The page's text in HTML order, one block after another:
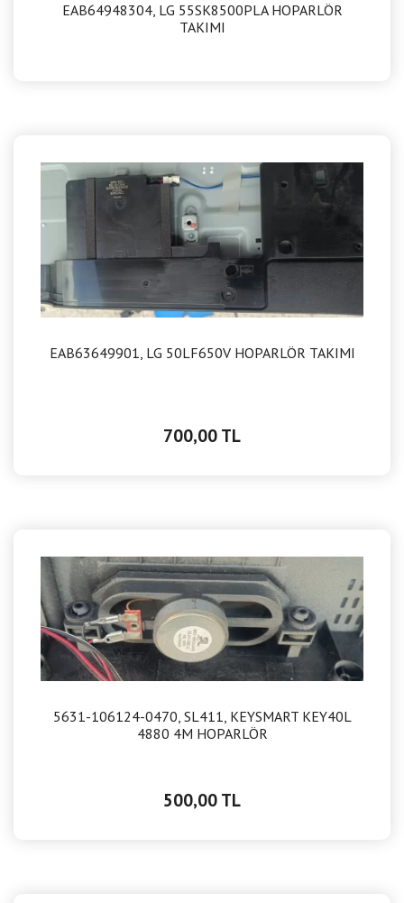
EAB64948304, LG 55SK8500PLA HOPARLÖR
TAKIMI
EAB63649901, LG 50LF650V HOPARLÖR TAKIMI
700,00 TL
5631-106124-0470, SL411, KEYSMART KEY40L
4880 4M HOPARLÖR
500,00 TL